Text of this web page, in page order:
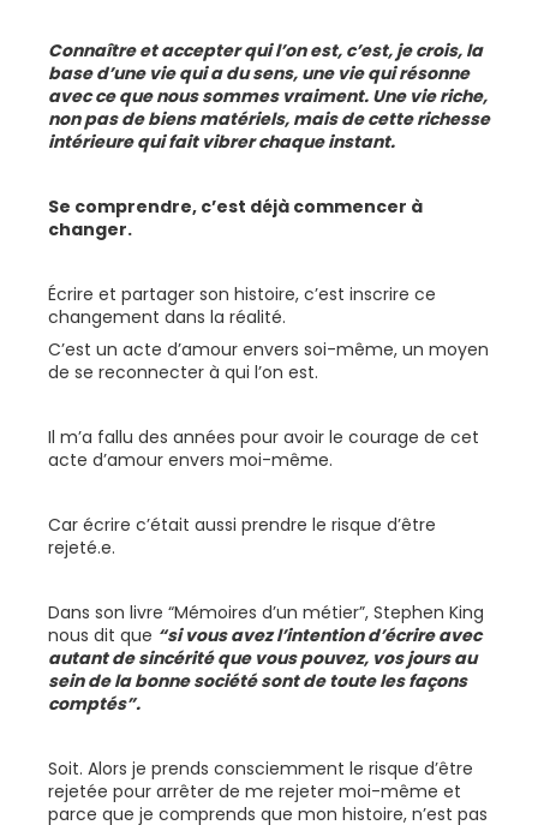
Connaître et accepter qui l’on est, c’est, je crois, la
base d’une vie qui a du sens, une vie qui résonne
avec ce que nous sommes vraiment. Une vie riche,
non pas de biens matériels, mais de cette richesse
intérieure qui fait vibrer chaque instant.
Se comprendre, c’est déjà commencer à
changer.
Écrire et partager son histoire, c’est inscrire ce
changement dans la réalité.
C’est un acte d’amour envers soi-même, un moyen
de se reconnecter à qui l’on est.
Il m’a fallu des années pour avoir le courage de cet
acte d’amour envers moi-même.
Car écrire c’était aussi prendre le risque d’être
rejeté.e.
Dans son livre “Mémoires d’un métier”, Stephen King
nous dit que “si vous avez l’intention d’écrire avec
autant de sincérité que vous pouvez, vos jours au
sein de la bonne société sont de toute les façons
comptés”.
Soit. Alors je prends consciemment le risque d’être
rejetée pour arrêter de me rejeter moi-même et
parce que je comprends que mon histoire, n’est pas